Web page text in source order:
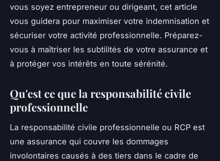
vous soyez entrepreneur ou dirigeant, cet article
vous guidera pour maximiser votre indemnisation et
sécuriser votre activité professionnelle. Préparez-
vous à maîtriser les subtilités de votre assurance et
à protéger vos intérêts en toute sérénité.
Qu'est ce que la responsabilité civile
professionnelle
La responsabilité civile professionnelle ou RCP est
une assurance qui couvre les dommages
involontaires causés à des tiers dans le cadre de